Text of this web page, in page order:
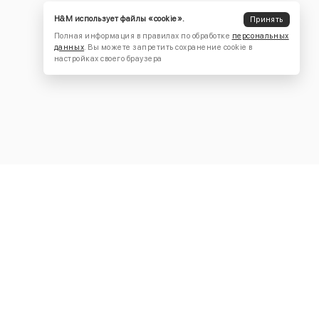
H&M использует файлы «cookie».
Принять
Полная информация в правилах по обработке персональных
данных. Вы можете запретить сохранение cookie в
настройках своего браузера